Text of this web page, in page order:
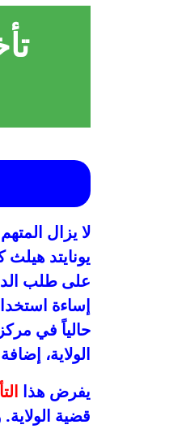
لا يزال المتهم
يونايتد
على طلب
إساءة
حالياً في
الولاية،
يفرض هذا
قضية